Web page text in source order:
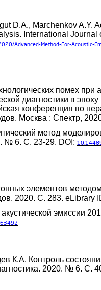
D.A., Marchenkov A.Y.
International
Advanced-Method-For-Acoustic-
помех при
диагностики в
конференция по
Москва : Спектр,
метод
№ 6. С. 23-29. DOI:
элементов
2020. С. 283. eLibrary
эмиссии
К.А. Контроль
2020. № 6. С.